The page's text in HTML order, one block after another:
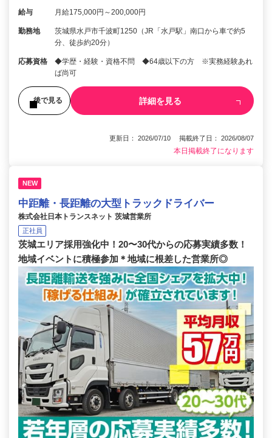
給与 月給175,000円～200,000円
勤務地
茨城県水戸市千波町1250（JR「水戸駅」南口から車で約5
分、徒歩約20分）
応募資格
◆学歴・経験・資格不問 ◆64歳以下の方 ※実務経験あれ
ば尚可
後で見る 詳細を見る
更新日： 2026/07/10 掲載終了日： 2026/08/07
本日掲載終了になります
NEW
中距離・長距離の大型トラックドライバー
株式会社日本トランスネット 茨城営業所
正社員
茨城エリア採用強化中！20〜30代からの応募実績多数！
地域イベントに積極参加＊地域に根差した営業所◎